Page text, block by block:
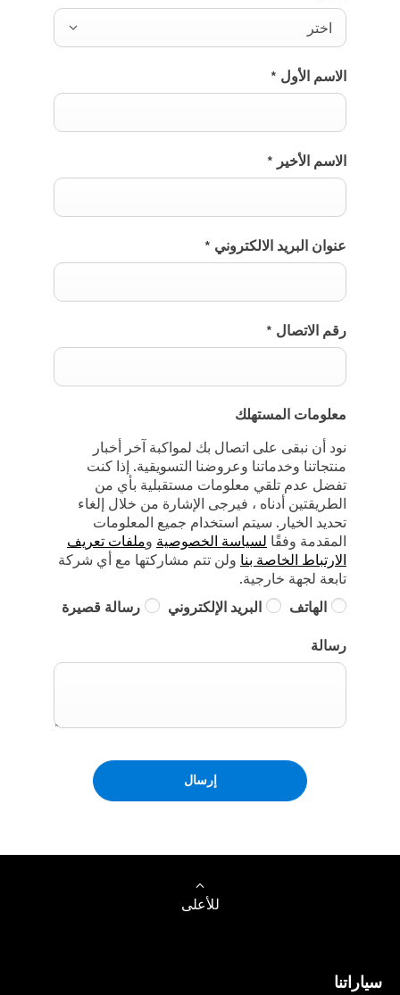
اختر
الاسم الأول *
الاسم الأخير *
عنوان البريد الالكتروني *
رقم الاتصال *
معلومات المستهلك
نود أن نبقى على اتصال بك لمواكبة آخر أخبار
منتجاتنا وخدماتنا وعروضنا التسويقية. إذا كنت
تفضل عدم تلقي معلومات مستقبلية بأي من
الطريقتين أدناه ، فيرجى الإشارة من خلال إلغاء
تحديد الخيار. سيتم استخدام جميع المعلومات
المقدمة وفقًا لسياسة الخصوصية وملفات تعريف
الارتباط الخاصة بنا ولن تتم مشاركتها مع أي شركة
تابعة لجهة خارجية.
الهاتف
البريد الإلكتروني رسالة قصيرة
رسالة
إرسال
للأعلى
سياراتنا